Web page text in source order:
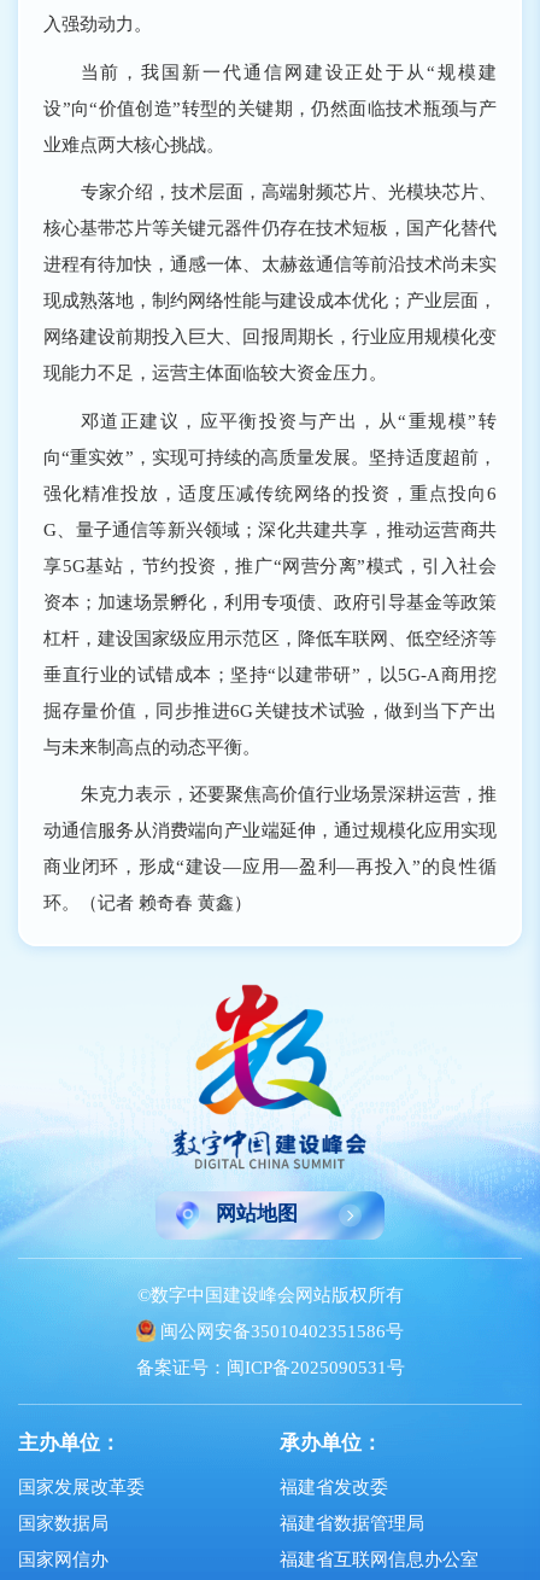
入强劲动力。
当前，我国新一代通信网建设正处于从“规模建
设”向“价值创造”转型的关键期，仍然面临技术瓶颈与产
业难点两大核心挑战。
专家介绍，技术层面，高端射频芯片、光模块芯片、
核心基带芯片等关键元器件仍存在技术短板，国产化替代
进程有待加快，通感一体、太赫兹通信等前沿技术尚未实
现成熟落地，制约网络性能与建设成本优化；产业层面，
网络建设前期投入巨大、回报周期长，行业应用规模化变
现能力不足，运营主体面临较大资金压力。
邓道正建议，应平衡投资与产出，从“重规模”转
向“重实效”，实现可持续的高质量发展。坚持适度超前，
强化精准投放，适度压减传统网络的投资，重点投向6
G、量子通信等新兴领域；深化共建共享，推动运营商共
享5G基站，节约投资，推广“网营分离”模式，引入社会
资本；加速场景孵化，利用专项债、政府引导基金等政策
杠杆，建设国家级应用示范区，降低车联网、低空经济等
垂直行业的试错成本；坚持“以建带研”，以5G-A商用挖
掘存量价值，同步推进6G关键技术试验，做到当下产出
与未来制高点的动态平衡。
朱克力表示，还要聚焦高价值行业场景深耕运营，推
动通信服务从消费端向产业端延伸，通过规模化应用实现
商业闭环，形成“建设―应用―盈利―再投入”的良性循
环。（记者 赖奇春 黄鑫）
网站地图
©数字中国建设峰会网站版权所有
闽公网安备35010402351586号
备案证号：闽ICP备2025090531号
主办单位：
国家发展改革委
国家数据局
国家网信办
承办单位：
福建省发改委
福建省数据管理局
福建省互联网信息办公室